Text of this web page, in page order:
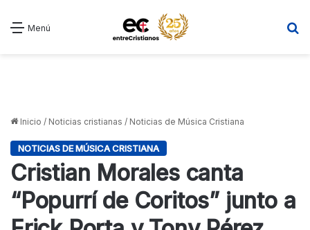
Menú
Inicio / Noticias cristianas / Noticias de Música Cristiana
NOTICIAS DE MÚSICA CRISTIANA
Cristian Morales canta
“Popurrí de Coritos” junto a